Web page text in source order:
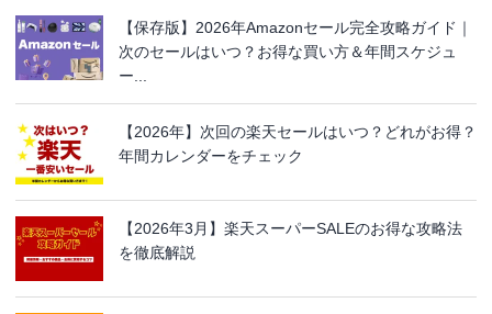
【保存版】2026年Amazonセール完全攻略ガイド｜
次のセールはいつ？お得な買い方＆年間スケジュ
ー...
【2026年】次回の楽天セールはいつ？どれがお得？
年間カレンダーをチェック
【2026年3月】楽天スーパーSALEのお得な攻略法
を徹底解説